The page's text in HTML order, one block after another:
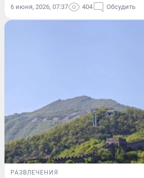
6 июня, 2026, 07:37 404 Обсудить
РАЗВЛЕЧЕНИЯ